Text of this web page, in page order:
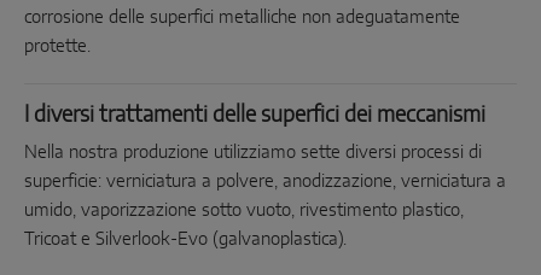
corrosione delle superfici metalliche non adeguatamente
protette.
I diversi trattamenti delle superfici dei meccanismi
Nella nostra produzione utilizziamo sette diversi processi di
superficie: verniciatura a polvere, anodizzazione, verniciatura a
umido, vaporizzazione sotto vuoto, rivestimento plastico,
Tricoat e Silverlook-Evo (galvanoplastica).